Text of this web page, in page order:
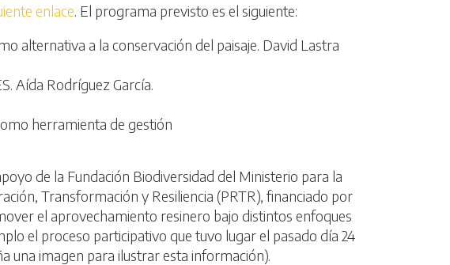
enlace. El programa previsto es el siguiente:
alternativa a la conservación del paisaje. David Lastra
Aída Rodríguez García.
herramienta de gestión
de la Fundación Biodiversidad del Ministerio para la
Transformación y Resiliencia (PRTR), financiado por
el aprovechamiento resinero bajo distintos enfoques
el proceso participativo que tuvo lugar el pasado día 24
una imagen para ilustrar esta información).